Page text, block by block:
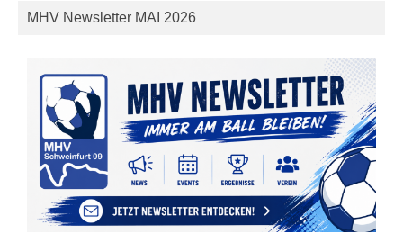
MHV Newsletter MAI 2026